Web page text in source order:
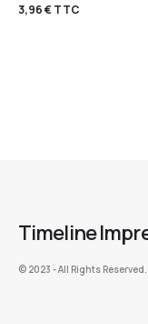
3,96€TTC
Timeline
©️ 2023 - All Rights Reserved.